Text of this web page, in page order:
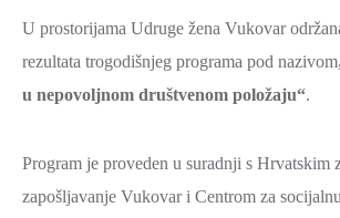
U prostorijama Udruge žena Vukovar
rezultata trogodišnjeg programa pod nazivom
u nepovoljnom društvenom položaju“.
Program je proveden u suradnji s Hrvatskim
zapošljavanje Vukovar i Centrom za